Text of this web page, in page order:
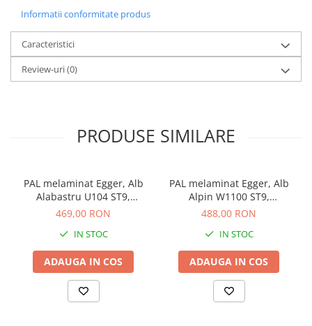
Informatii conformitate produs
Caracteristici
Review-uri(0)
PRODUSE SIMILARE
PAL melaminat Egger, Alb
Alabastru U104 ST9,
2800x2070x18 mm
469,00 RON
IN STOC
ADAUGA IN COS
PAL melaminat Egger, Alb
Alpin W1100 ST9,
2800x2070x18 mm
488,00 RON
IN STOC
ADAUGA IN COS